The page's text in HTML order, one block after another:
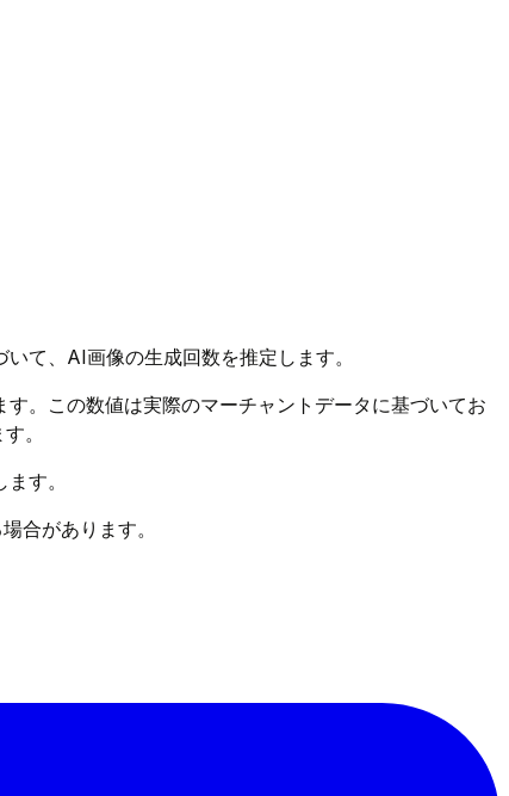
て、AI画像の生成回数を推定します。
。この数値は実際のマーチャントデータに基づいてお
。
す。
合があります。